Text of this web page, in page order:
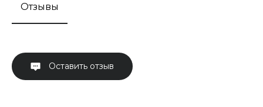
Отзывы
Оставить отзыв